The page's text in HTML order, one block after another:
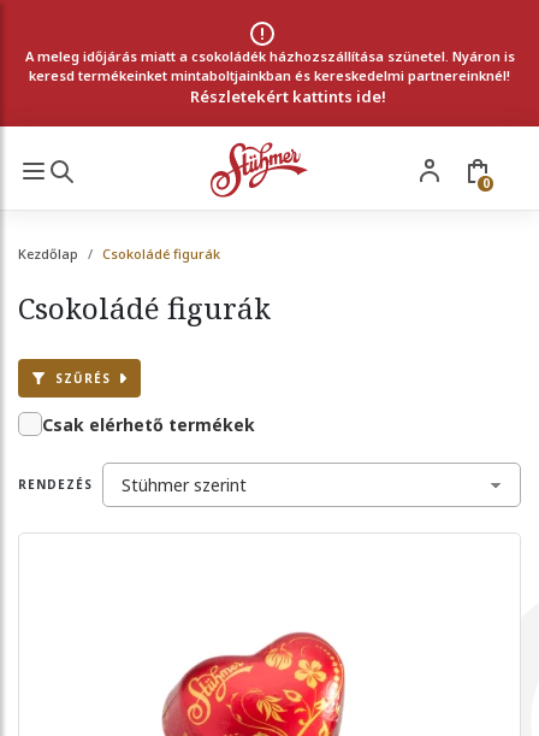
A meleg időjárás miatt a csokoládék házhozszállítása szünetel. Nyáron is
keresd termékeinket mintaboltjainkban és kereskedelmi partnereinknél!
Részletekért kattints ide!
0
Kezdőlap Csokoládé figurák
Csokoládé figurák
SZŰRÉS
Csak elérhető termékek
RENDEZÉS